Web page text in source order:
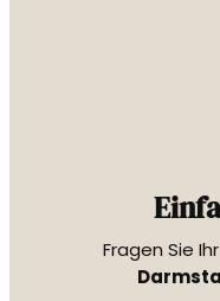
Fragen Sie Ihr